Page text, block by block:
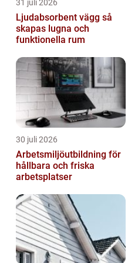
31 juli 2026
Ljudabsorbent vägg så
skapas lugna och
funktionella rum
30 juli 2026
Arbetsmiljöutbildning för
hållbara och friska
arbetsplatser